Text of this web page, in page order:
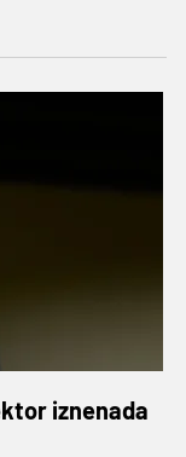
iznenada